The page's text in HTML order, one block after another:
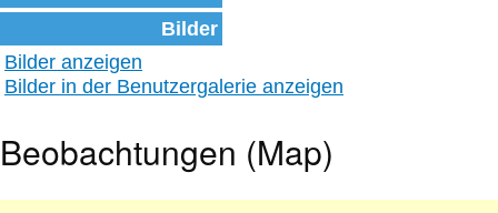
Bilder
Bilder anzeigen
Bilder in der Benutzergalerie anzeigen
Beobachtungen (Map)